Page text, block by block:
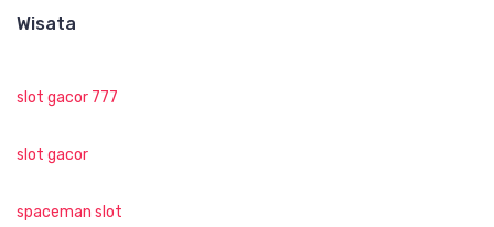
Wisata
slot gacor 777
slot gacor
spaceman slot